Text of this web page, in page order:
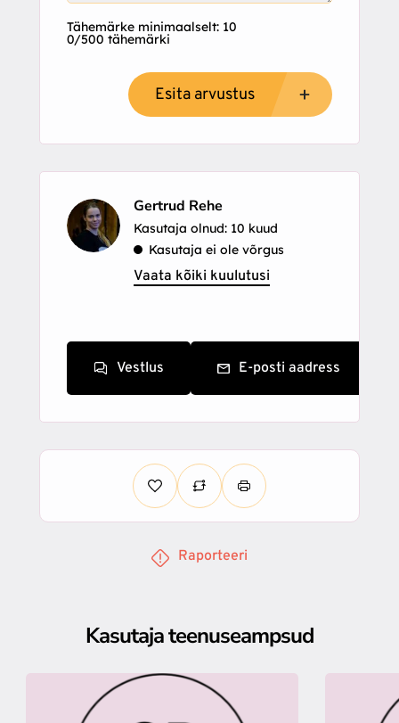
Tähemärke minimaalselt: 10
0/500 tähemärki
Esita arvustus
Gertrud Rehe
Kasutaja olnud: 10 kuud
Kasutaja ei ole võrgus
Vaata kõiki kuulutusi
Vestlus E-posti aadress
Raporteeri
Kasutaja teenuseampsud